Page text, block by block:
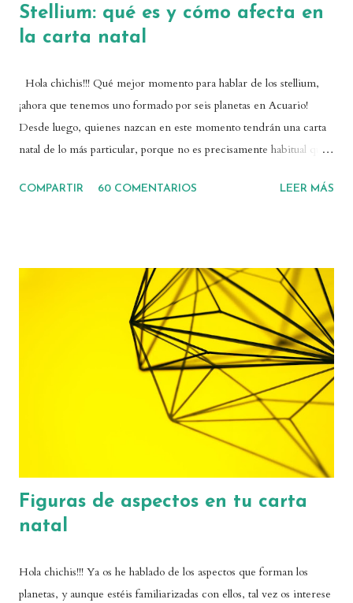
Stellium: qué es y cómo afecta en
la carta natal
Hola chichis!!! Qué mejor momento para hablar de los stellium,
¡ahora que tenemos uno formado por seis planetas en Acuario!
Desde luego, quienes nazcan en este momento tendrán una carta
natal de lo más particular, porque no es precisamente habitual que
vuestra carta tenéis una concentración de planetas, es posible que
que se refiere a una guardia protectora que acompaña. En
realidad, su significado astrológico no es exactamente ese, como
veremos después. Pero, ¿qué es un stellium? ¡Sencillo! Se trata de
una agrupación de planetas en un mismo signo o en una misma
casa de la carta astral. Hay astólogas que ya hablan de stellium
cuando hay una concentración de tres planetas en un punto,
mientras que otras consideran...
COMPARTIR 60 COMENTARIOS LEER MÁS
Figuras de aspectos en tu carta
natal
Hola chichis!!! Ya os he hablado de los aspectos que forman los
planetas, y aunque estéis familiarizadas con ellos, tal vez os interese